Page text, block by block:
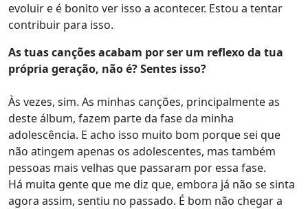
evoluir e é bonito ver isso a acontecer. Estou a tentar
contribuir para isso.
As tuas canções acabam por ser um reflexo da tua
própria geração, não é? Sentes isso?
Às vezes, sim. As minhas canções, principalmente as
deste álbum, fazem parte da fase da minha
adolescência. E acho isso muito bom porque sei que
não atingem apenas os adolescentes, mas também
pessoas mais velhas que passaram por essa fase.
Há muita gente que me diz que, embora já não se sinta
agora assim, sentiu no passado. É bom não chegar a